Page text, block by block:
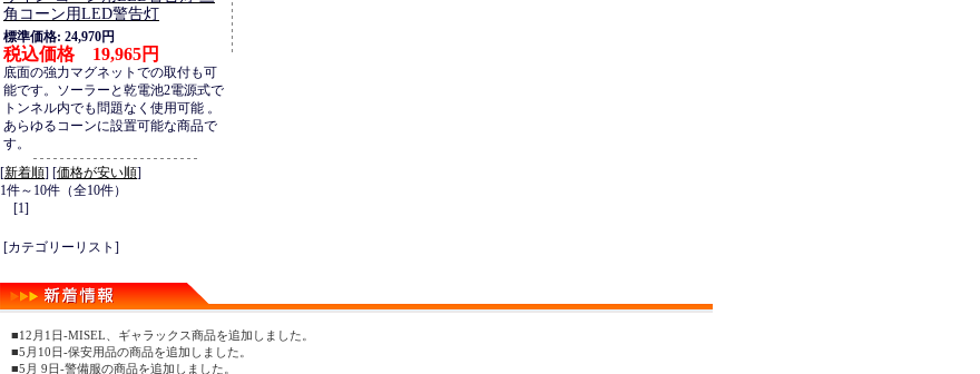
角コーン用LED警告灯
標準価格: 24,970円
税込価格 19,965円
底面の強力マグネットでの取付も可
能です。ソーラーと乾電池2電源式で
トンネル内でも問題なく使用可能 。
あらゆるコーンに設置可能な商品で
す。
[新着順] [価格が安い順]
1件～10件（全10件）
[1]
[カテゴリーリスト]
■12月1日-MISEL、ギャラックス商品を追加しました。
■5月10日-保安用品の商品を追加しました。
■5月 9日-警備服の商品を追加しました。